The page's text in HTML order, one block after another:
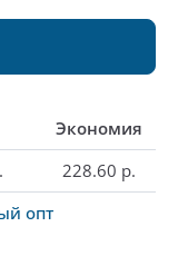
Экономия
228.60 р.
опт